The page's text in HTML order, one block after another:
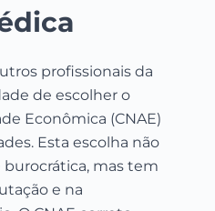
profissionais da
de escolher o
Econômica (CNAE)
Esta escolha não
mas tem
e na